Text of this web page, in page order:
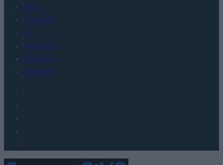
Moto
Gaming
AI
Redakcja
Reklama
Kontakt